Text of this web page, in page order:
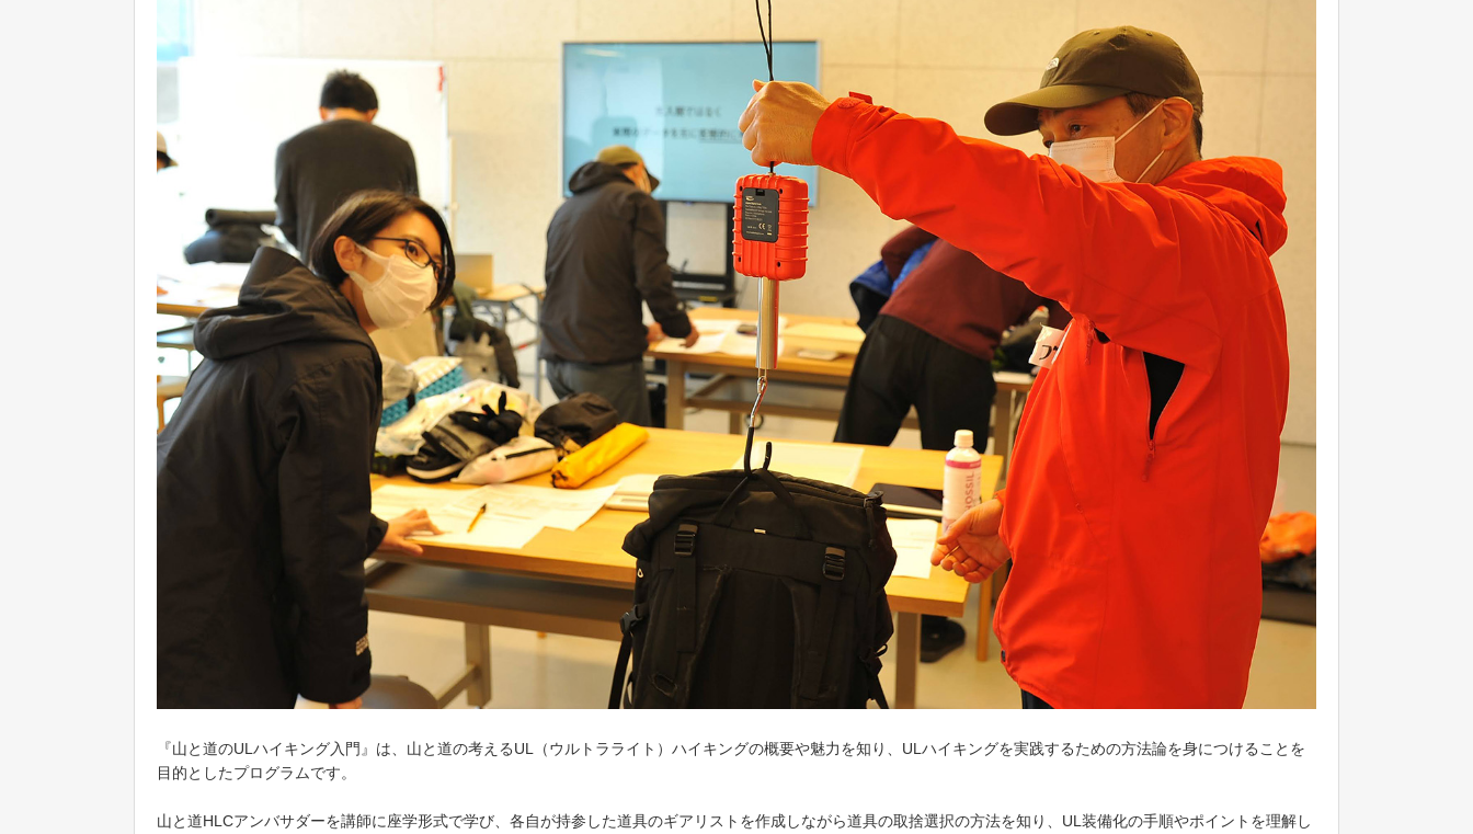
『山と道のULハイキング入門』は、山と道の考えるUL（ウルトラライト）ハイキングの概要や魅力を知り、ULハイキングを実践するための方法論を身につけることを
目的としたプログラムです。
山と道HLCアンバサダーを講師に座学形式で学び、各自が持参した道具のギアリストを作成しながら道具の取捨選択の方法を知り、UL装備化の手順やポイントを理解し